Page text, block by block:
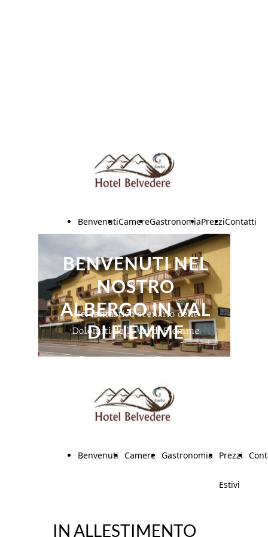
BenvenutiCamereGastronomiaPrezzi
Estivi
Contatti
Benvenuti Camere Gastronomia Prezzi
Estivi
BENVENUTI NEL
NOSTRO
ALBERGO IN VAL
DI FIEMME
IN ALLESTIMENTO
Nel fantastico scenario delle
Dolomiti della Val di Fiemme